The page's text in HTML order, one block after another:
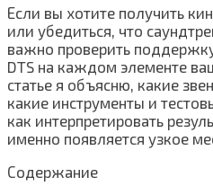
Если вы хотите получить
или убедиться, что
важно проверить
DTS на каждом элементе
статье я объясню, какие
какие инструменты и
как интерпретировать
именно появляется узкое
Содержание